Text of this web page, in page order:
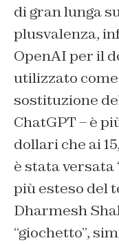
di gran lunga
plusvalenza,
OpenAI per il
utilizzato
sostituzione
ChatGPT – è
dollari che ai
è stata versata
più esteso del
Dharmesh
“giochetto”,